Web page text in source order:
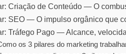
Criação de Conteúdo — O
SEO — O impulso orgânico que
Tráfego Pago — Alcance,
os 3 pilares do marketing